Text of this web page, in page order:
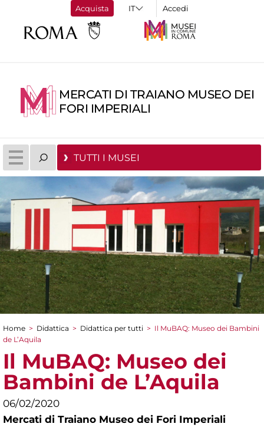
Acquista Accedi
MERCATI DI TRAIANO MUSEO DEI
FORI IMPERIALI
TUTTI I MUSEI
Tu sei qui
Home > Didattica > Didattica per tutti > Il MuBAQ: Museo dei Bambini
de L’Aquila
Il MuBAQ: Museo dei
Bambini de L’Aquila
06/02/2020
Mercati di Traiano Museo dei Fori Imperiali